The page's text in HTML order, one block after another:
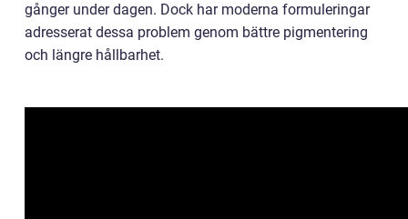
gånger under dagen. Dock har moderna formuleringar
adresserat dessa problem genom bättre pigmentering
och längre hållbarhet.